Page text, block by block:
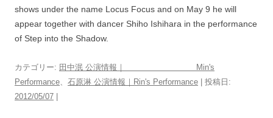
shows under the name Locus Focus and on May 9 he will
appear together with dancer Shiho Ishihara in the performance
of Step into the Shadow.
カテゴリー: 田中泯 公演情報｜ Min's
Performance
石原淋 公演情報｜Rin's Performance | 投稿日:
2012/05/07